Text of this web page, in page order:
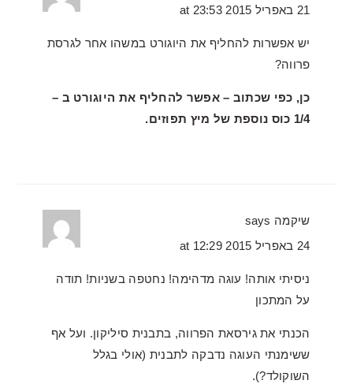
21 באפריל 2015 at 23:53
יש אפשרות להחליף את היוגורט במשהו אחר לגרסת
פרווה?
כן, כפי שכתוב – אפשר להחליף את היוגורט ב –
1/4 כוס נוספת של מיץ תפוזים.
שיקמה says
24 באפריל 2015 at 12:29
ניסיתי אותה! עוגה מדהימה! נחטפה בשניות! תודה
על המתכון
הכנתי את גירסאת הפרווה, בתבנית סיליקון. ועל אף
ששימנתי העוגה נדבקה לתבנית (אולי בגלל
השוקולד?).